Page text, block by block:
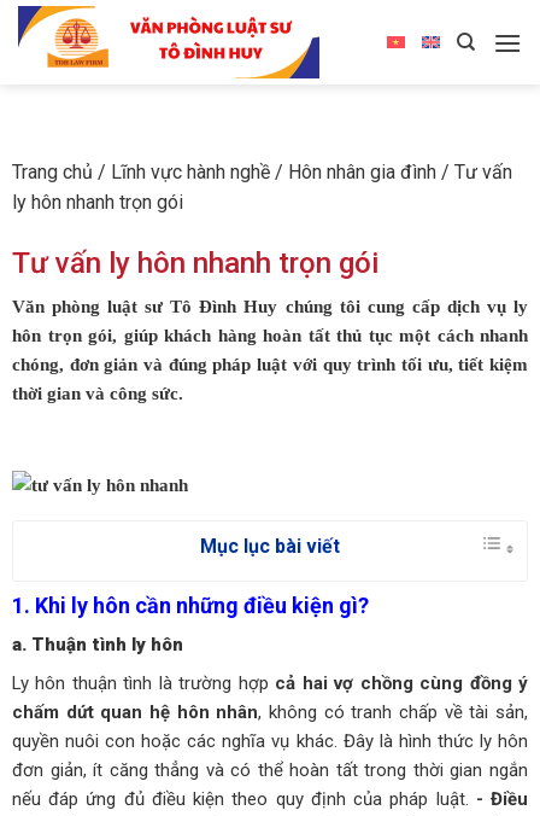
Trang chủ / Lĩnh vực hành nghề / Hôn nhân gia đình / Tư vấn
ly hôn nhanh trọn gói
Tư vấn ly hôn nhanh trọn gói
Văn phòng luật sư Tô Đình Huy chúng tôi cung cấp dịch vụ ly
hôn trọn gói, giúp khách hàng hoàn tất thủ tục một cách nhanh
chóng, đơn giản và đúng pháp luật với quy trình tối ưu, tiết kiệm
thời gian và công sức.
Mục lục bài viết
1. Khi ly hôn cần những điều kiện gì?
a. Thuận tình ly hôn
Ly hôn thuận tình là trường hợp cả hai vợ chồng cùng đồng ý
chấm dứt quan hệ hôn nhân, không có tranh chấp về tài sản,
quyền nuôi con hoặc các nghĩa vụ khác. Đây là hình thức ly hôn
đơn giản, ít căng thẳng và có thể hoàn tất trong thời gian ngắn
nếu đáp ứng đủ điều kiện theo quy định của pháp luật. - Điều